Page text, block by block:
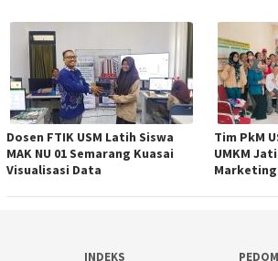
Dosen FTIK USM Latih Siswa
MAK NU 01 Semarang Kuasai
Visualisasi Data
Tim PkM
UMKM
Marketing
INDEKS